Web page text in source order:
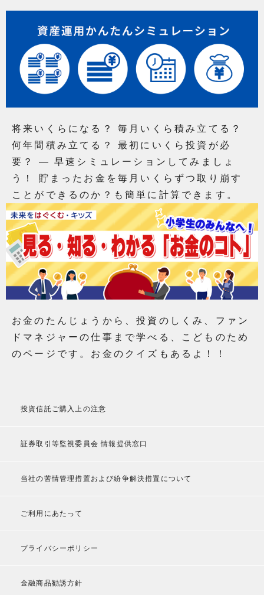
将来いくらになる？ 毎月いくら積み立てる？
何年間積み立てる？ 最初にいくら投資が必
要？ ― 早速シミュレーションしてみましょ
う！ 貯まったお金を毎月いくらずつ取り崩す
ことができるのか？も簡単に計算できます。
お金のたんじょうから、投資のしくみ、ファン
ドマネジャーの仕事まで学べる、こどものため
のページです。お金のクイズもあるよ！！
投資信託ご購入上の注意
証券取引等監視委員会 情報提供窓口
当社の苦情管理措置および紛争解決措置について
ご利用にあたって
プライバシーポリシー
金融商品勧誘方針